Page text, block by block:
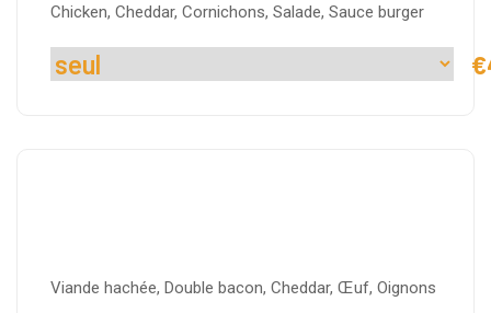
Chicken, Cheddar, Cornichons, Salade, Sauce burger
€
Viande hachée, Double bacon, Cheddar, Œuf, Oignons